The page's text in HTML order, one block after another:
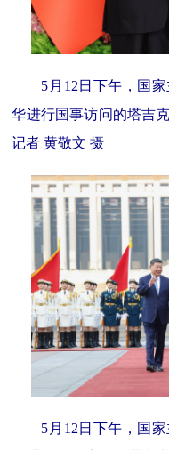
5月12日下午，国家
华进行国事访问的塔吉
记者 黄敬文 摄
5月12日下午，国家